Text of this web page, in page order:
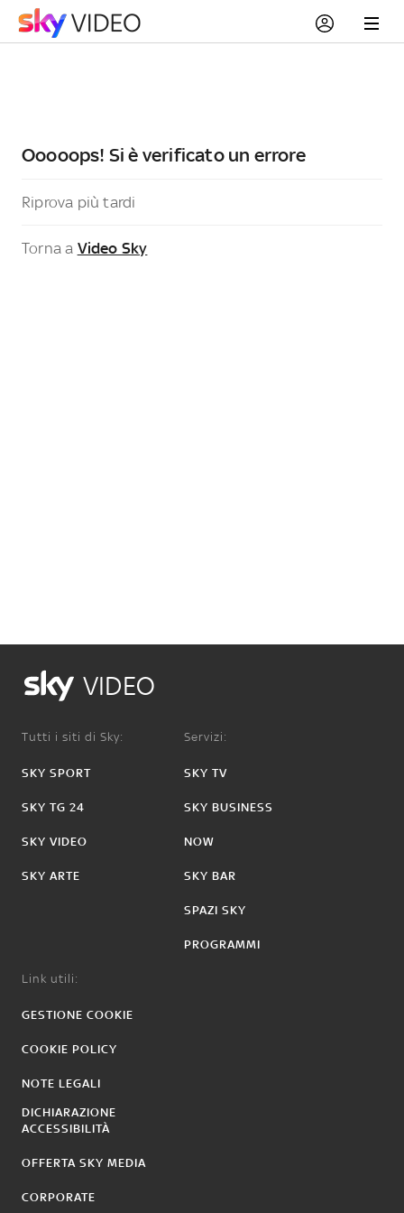
Ooooops! Si è verificato un errore
Riprova più tardi
Torna a Video Sky
VIDEO
Tutti i siti di Sky:
SKY SPORT
SKY TG 24
SKY VIDEO
SKY ARTE
Servizi:
SKY TV
SKY BUSINESS
NOW
SKY BAR
SPAZI SKY
PROGRAMMI
Link utili:
GESTIONE COOKIE
COOKIE POLICY
NOTE LEGALI
DICHIARAZIONE
ACCESSIBILITÀ
OFFERTA SKY MEDIA
CORPORATE